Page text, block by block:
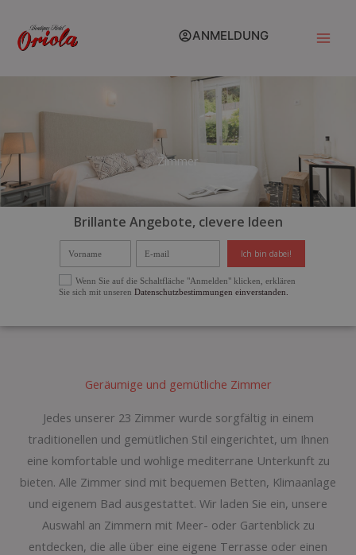
Inhalt
springen
ANMELDUNG
Zimmer
Brillante Angebote, clevere Ideen
Vorname E-mail
Select Options
Wenn Sie auf die Schaltfläche "Anmelden" klicken, erklären
Sie sich mit unseren Datenschutzbestimmungen einverstanden.
Ich bin dabei!
Geräumige und gemütliche Zimmer
Jedes unserer 23 Zimmer wurde sorgfältig in einem
traditionellen und gemütlichen Stil eingerichtet, um Ihnen
eine komfortable und wohlige mediterrane Unterkunft zu
bieten. Alle Zimmer sind mit bequemen Betten, Klimaanlage
und eigenem Bad ausgestattet. Wir laden Sie ein, unsere
Auswahl an Zimmern mit Meer- oder Gartenblick zu
entdecken, die alle über eine eigene Terrasse oder einen